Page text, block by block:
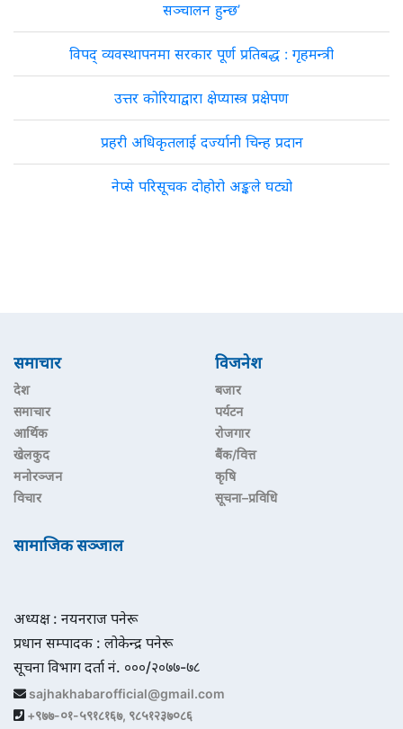
सञ्चालन हुन्छ’
विपद् व्यवस्थापनमा सरकार पूर्ण प्रतिबद्ध : गृहमन्त्री
उत्तर कोरियाद्वारा क्षेप्यास्त्र प्रक्षेपण
प्रहरी अधिकृतलाई दर्ज्यानी चिन्ह प्रदान
नेप्से परिसूचक दोहोरो अङ्कले घट्यो
समाचार
देश
समाचार
आर्थिक
खेलकुद
मनोरञ्जन
विचार
विजनेश
बजार
पर्यटन
रोजगार
बैंक/वित्त
कृषि
सूचना–प्रविधि
सामाजिक सञ्जाल
अध्यक्ष : नयनराज पनेरू
प्रधान सम्पादक : लोकेन्द्र पनेरू
सूचना विभाग दर्ता नं. ०००/२०७७-७८
sajhakhabarofficial@gmail.com
+९७७-०१-५९१८१६७, ९८५१२३७०८६